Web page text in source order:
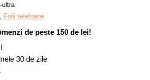
ultra
Folii telefoane
de peste 150 de lei!
30 de zile